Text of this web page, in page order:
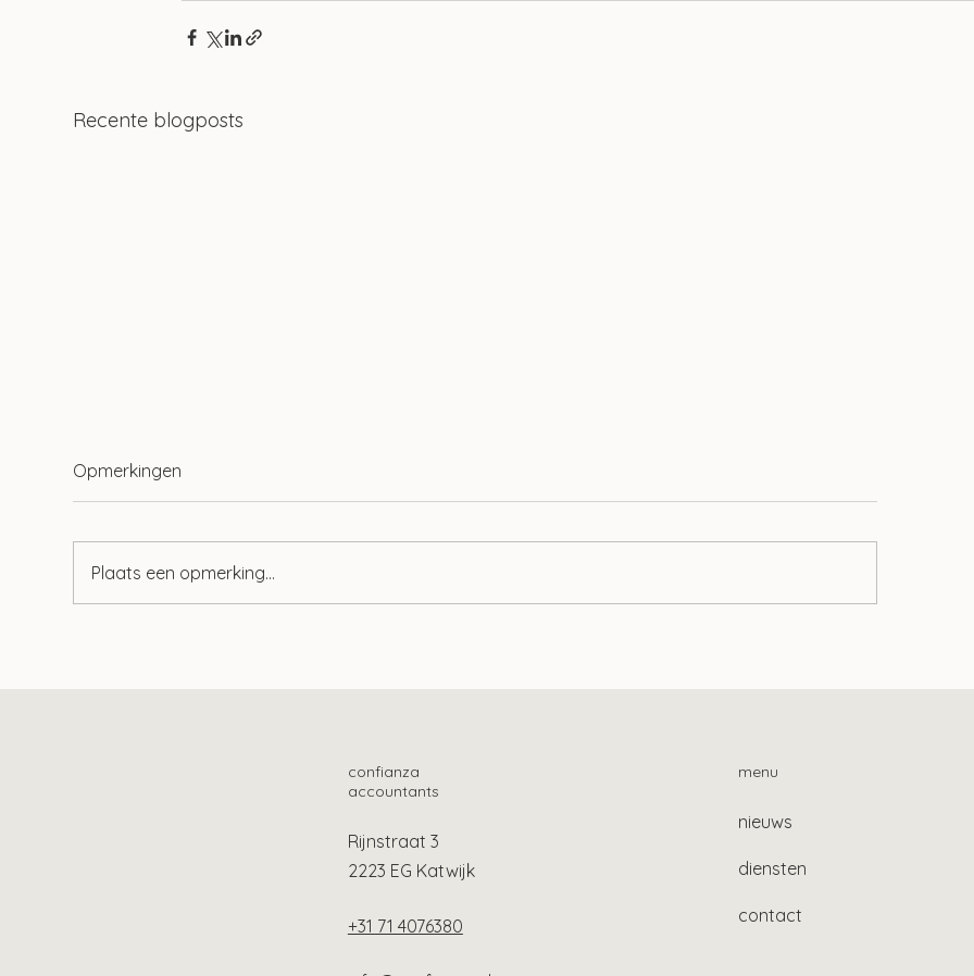
Recente blogposts
Opmerkingen
Plaats een opmerking...
confianza
accountants
Rijnstraat 3
2223 EG Katwijk
+31 71 4076380
menu
nieuws
diensten
contact